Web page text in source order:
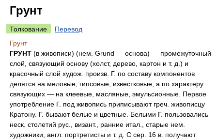
Грунт
Толкование
Перевод
Грунт
ГРУНТ (в живописи) (нем. Grund — основа) — промежуточный
слой, связующий основу (холст, дерево, картон и т. д.) и
красочный слой худож. произв. Г. по составу компонентов
делятся на меловые, гипсовые, известковые, а по характеру
связующих — на клеевые, масляные, эмульсионные. Первое
употребление Г. под живопись приписывают греч. живописцу
Кратону. Г. бывают белые и цветные. Белыми Г. пользовались
неск. столетий рус., визант., ранние итал., старые нем.
художники, англ. портретисты и т. д. С сер. 16 в. получают